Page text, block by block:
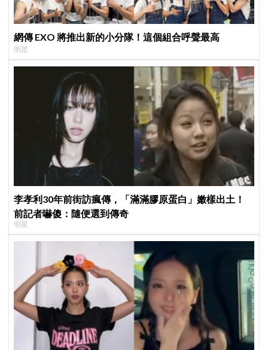
網傳 EXO 將推出新的小分隊！這個組合呼聲最高
明星
李孝利30年前街訪瘋傳，「滿滿膠原蛋白」嫩樣出土！
前記者嚇傻：隨便選到傳奇
明星